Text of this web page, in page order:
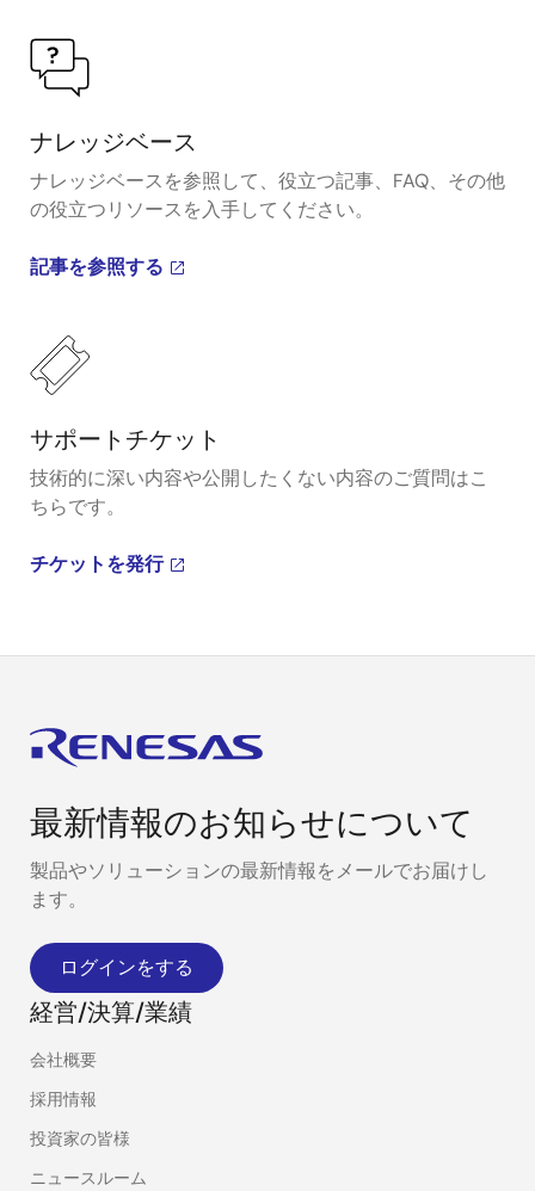
ナレッジベース
ナレッジベースを参照して、役立つ記事、FAQ、その他
の役立つリソースを入手してください。
記事を参照する
サポートチケット
技術的に深い内容や公開したくない内容のご質問はこ
ちらです。
チケットを発行
最新情報のお知らせについて
製品やソリューションの最新情報をメールでお届けし
ます。
ログインをする
経営/決算/業績
会社概要
採用情報
投資家の皆様
ニュースルーム